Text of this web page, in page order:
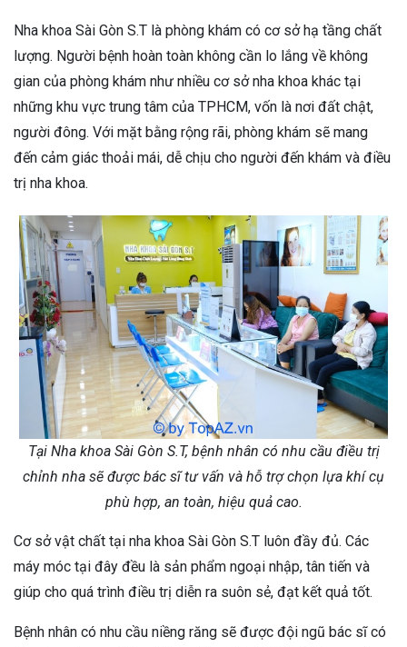
Nha khoa Sài Gòn S.T là phòng khám có cơ sở hạ tầng chất
lượng. Người bệnh hoàn toàn không cần lo lắng về không
gian của phòng khám như nhiều cơ sở nha khoa khác tại
những khu vực trung tâm của TPHCM, vốn là nơi đất chật,
người đông. Với mặt bằng rộng rãi, phòng khám sẽ mang
đến cảm giác thoải mái, dễ chịu cho người đến khám và điều
trị nha khoa.
Tại Nha khoa Sài Gòn S.T, bệnh nhân có nhu cầu điều trị
chỉnh nha sẽ được bác sĩ tư vấn và hỗ trợ chọn lựa khí cụ
phù hợp, an toàn, hiệu quả cao.
Cơ sở vật chất tại nha khoa Sài Gòn S.T luôn đầy đủ. Các
máy móc tại đây đều là sản phẩm ngoại nhập, tân tiến và
giúp cho quá trình điều trị diễn ra suôn sẻ, đạt kết quả tốt.
Bệnh nhân có nhu cầu niềng răng sẽ được đội ngũ bác sĩ có